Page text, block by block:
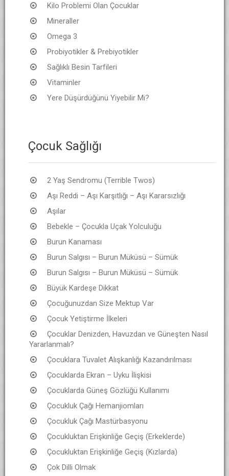
Kilo Problemi Olan Çocuklar
Mineraller
Omega 3
Probiyotikler & Prebiyotikler
Sağlıklı Besin Tarfileri
Vitaminler
Yere Düşürdüğünü Yiyebilir Mi?
Çocuk Sağlığı
2 Yaş Sendromu (Terrible Twos)
Aşı Reddi – Aşı Karşıtlığı – Aşı Kararsızlığı
Aşılar
Bebekle – Çocukla Uçak Yolculuğu
Burun Kanaması
Burun Salgısı – Burun Müküsü – Sümük
Burun Salgısı – Burun Müküsü – Sümük
Büyük Kardeşe Dikkat
Çocuğunuzdan Size Mektup Var
Çocuk Yetiştirme İlkeleri
Çocuklar Denizden, Havuzdan ve Güneşten Nasıl
Yararlanmalı?
Çocuklara Tuvalet Alışkanlığı Kazandırılması
Çocuklarda Ekran – Uyku İlişkisi
Çocuklarda Güneş Gözlüğü Kullanımı
Çocukluk Çağı Hemanjiomları
Çocukluk Çağı Mastürbasyonu
Çocukluktan Erişkinliğe Geçiş (Erkeklerde)
Çocukluktan Erişkinliğe Geçiş (Kızlarda)
Çok Dilli Olmak